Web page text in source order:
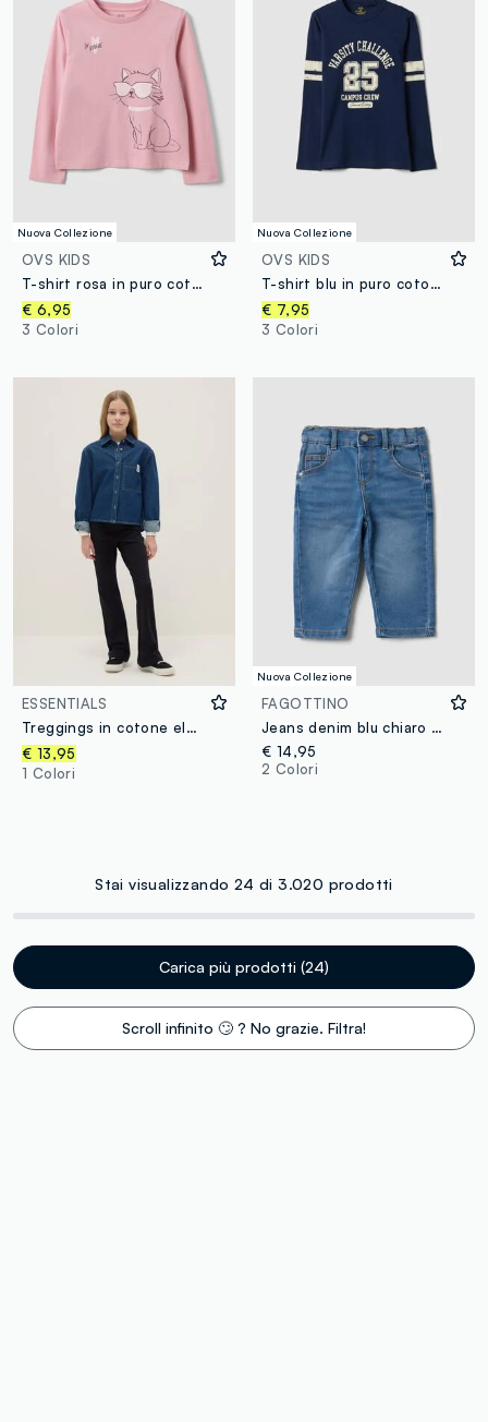
Nuova Collezione
OVS KIDS
T-shirt rosa in puro cotone organico con stampa gattina per bambina
€ 6,95
3 Colori
Nuova Collezione
OVS KIDS
T-shirt blu in puro cotone organico con stampa college per ragazzo
€ 7,95
3 Colori
ESSENTIALS
Treggings in cotone elasticizzato neri da ragazza regular fit
€ 13,95
1 Colori
Nuova Collezione
FAGOTTINO
Jeans denim blu chiaro in cotone elasticizzato regular fit per bimbo
€ 14,95
2 Colori
Stai visualizzando 24 di 3.020 prodotti
Carica più prodotti (24)
Scroll infinito 🙄 ? No grazie. Filtra!